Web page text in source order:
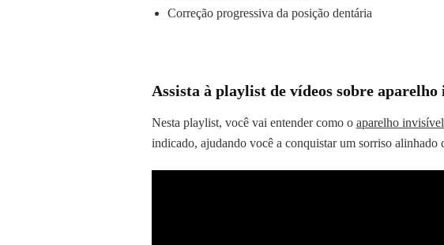
Correção progressiva da posição dentária
Assista à playlist de vídeos sobre
Nesta playlist, você vai entender como o aparelho invisível
indicado, ajudando você a conquistar um sorriso alinhado